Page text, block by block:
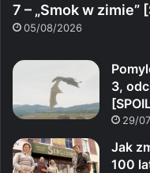
7 – „Smok w zimie”
05/08/2026
3,
29/
Jak
100